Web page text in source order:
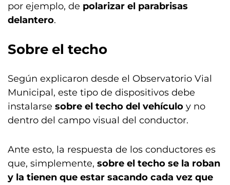
por ejemplo, de polarizar el parabrisas
delantero.
Sobre el techo
Según explicaron desde el Observatorio Vial
Municipal, este tipo de dispositivos debe
instalarse sobre el techo del vehículo y no
dentro del campo visual del conductor.
Ante esto, la respuesta de los conductores es
que, simplemente, sobre el techo se la roban
y la tienen que estar sacando cada vez que